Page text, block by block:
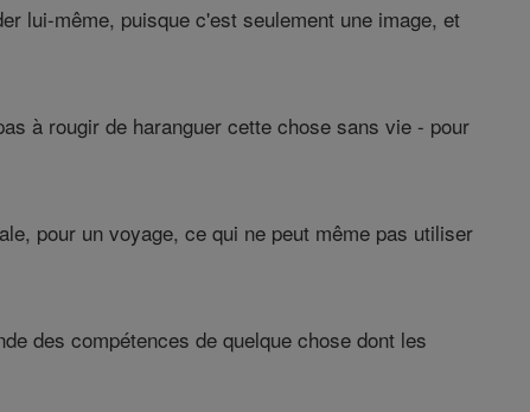
lui-même, puisque c'est seulement une image, et
à rougir de haranguer cette chose sans vie - pour
pour un voyage, ce qui ne peut même pas utiliser
des compétences de quelque chose dont les